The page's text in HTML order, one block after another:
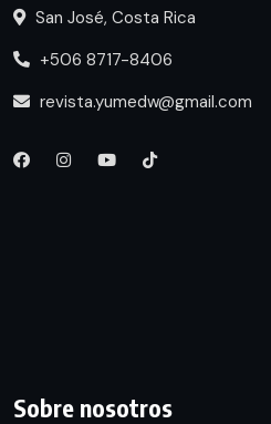
San José, Costa Rica
+506 8717-8406
revista.yumedw@gmail.com
Sobre nosotros